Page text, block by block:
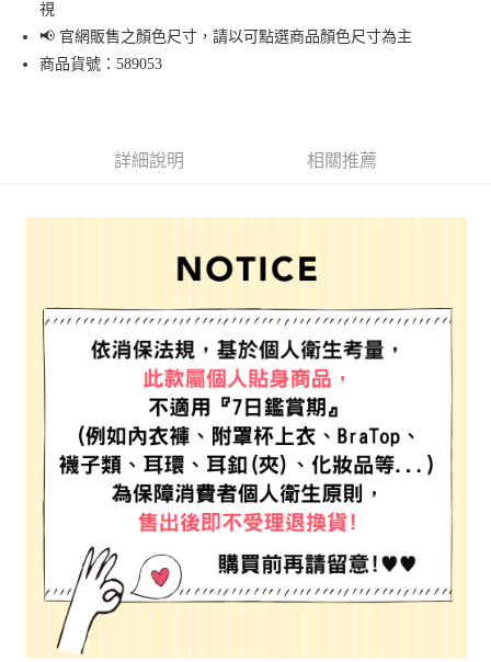
街口支付
悠遊付
2.付款方式選擇「大哥付你分期」，訂單成立後會自動跳轉到大哥付的交易
成交易。
3.實際核准額度、可分期數及費用金額請依後續交易確認頁面所載為準。
4.訂單成立30分鐘內，如未前往確認交易或遇審核未通過，訂單將自動取
消。如遇「轉專審核」未通過狀況，表示未達大哥付你分期系統評分，恕無
1.分期款項不併入電信帳單，「大哥付你分期」於每月結算日後寄送繳費提
醒簡訊。
2.透過簡訊連結打開帳單後，可選擇「超商條碼／台灣大直營門市／銀行轉
帳／街口支付／iPASS MONEY」等通路繳費。
【注意事項】
1.本服務係由「台灣大哥大股份有限公司」（以下簡稱本公司）所提供，讓
用戶於交易時，得透過本服務購買商品或服務，並由商店將買賣／分期付款
買賣價金債權讓與本公司後，依約使用本公司帳單繳交帳款。
2.基於同意付款使用「大哥付你分期」之契約關係目的，商店將以您的個人
資料（包含姓名、電話或地址）提供予台灣大哥大進項蒐集、處理及利用，
由本公司與您本人進行分期帳單所需資料之確認、核對及更正。
AFTEE先享後付是「在收到商品之後才付款」的支付方式。 讓您購物簡單便
利好安心！
１．簡單：不需註冊會員、不需綁卡、不需儲值。
２．便利：只要手機號碼，簡訊認證，即可結帳。
３．安心：先確認商品／服務後，再付款。
【「AFTEE先享後付」結帳流程】
１．於結帳方式選擇「AFTEE先享後付」後，將跳轉至「AFTEE先享後付」
結帳頁面，進行簡訊認證並確認金額後，即可完成結帳。
２．訂單成立數日內，您將收到繳費通知簡訊。
３．收到繳費通知簡訊後14天內，點擊此簡訊中的連結，可透過四大超商／
ATM／網路銀行／等多元方式進行付款，方視為交易完成。
※ 請注意：結帳手續完成當下不需立刻繳費，但若您需要取消訂單，請聯絡
購買商品的店家。未經商家同意取消之訂單仍視為有效，需透過AFTEE先享
後付繳納相關費用。
※ 交易是否成功請以「AFTEE先享後付 」之結帳頁面顯示為準，若有關於
是否繳費成功／繳費後需取消欲退款等相關疑問，請聯繫「AFTEE先享後付
客戶支援中心」
運送方式
全家 取貨付款
每筆NT$80，滿NT$888(含以上)免運費
付款後 全家取貨
每筆NT$80，滿NT$888(含以上)免運費
7-11 取貨付款
每筆NT$80，滿NT$1,500(含以上)免運費
付款後 7-11取貨
每筆NT$80，滿NT$1,500(含以上)免運費
視
📢 官網販售之顏色尺寸，請以可點選商品顏色尺寸為主
商品貨號：589053
詳細說明 相關推薦